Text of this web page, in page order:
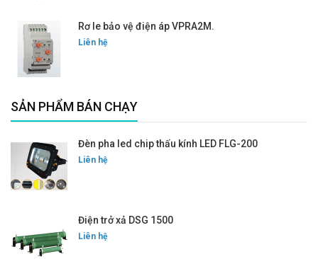
Rơ le bảo vệ điện áp VPRA2M.
Liên hệ
SẢN PHẨM BÁN CHẠY
Đèn pha led chip thấu kính LED FLG-200
Liên hệ
Điện trở xả DSG 1500
Liên hệ